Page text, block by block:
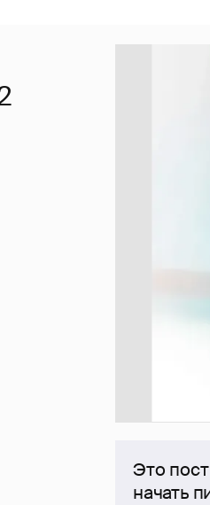
Это
начать